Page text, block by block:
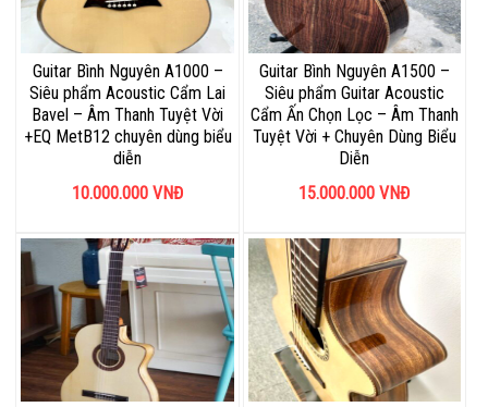
Guitar Bình Nguyên A1000 –
Siêu phẩm Acoustic Cẩm Lai
Bavel – Âm Thanh Tuyệt Vời
+EQ MetB12 chuyên dùng biểu
diễn
10.000.000 VNĐ
Guitar Bình Nguyên A1500 –
Siêu phẩm Guitar Acoustic
Cẩm Ấn Chọn Lọc – Âm Thanh
Tuyệt Vời + Chuyên Dùng Biểu
Diễn
15.000.000 VNĐ